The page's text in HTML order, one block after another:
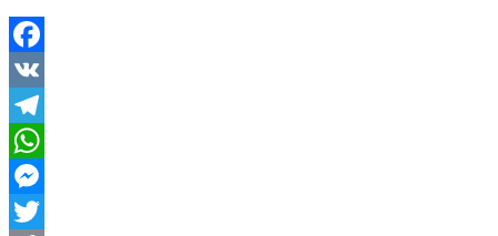
Facebook
VK
Telegram
WhatsApp
Messenger